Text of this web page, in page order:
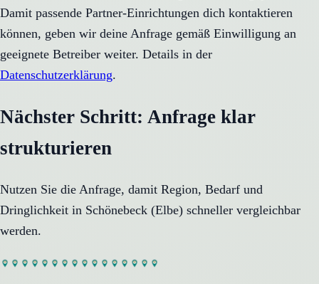
Damit passende Partner-Einrichtungen dich kontaktieren
können, geben wir deine Anfrage gemäß Einwilligung an
geeignete Betreiber weiter. Details in der
Datenschutzerklärung.
Nächster Schritt: Anfrage klar
strukturieren
Nutzen Sie die Anfrage, damit Region, Bedarf und
Dringlichkeit in Schönebeck (Elbe) schneller vergleichbar
werden.